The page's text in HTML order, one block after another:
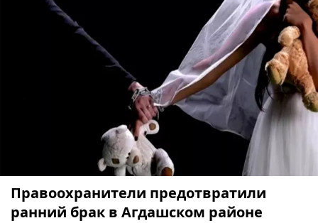
Правоохранители предотвратили
ранний брак в Агдашском районе